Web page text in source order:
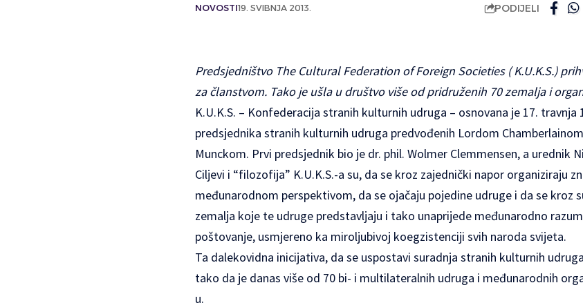
NOVOSTI19. SVIBNJA 2013. PODIJELI
Predsjedništvo The Cultural Federation of Foreign Societies ( K.U.K.S.)
za članstvom. Tako je ušla u društvo više od pridruženih 70 zemalja i
K.U.K.S. – Konfederacija stranih kulturnih udruga – osnovana je 17. travnja
predsjednika stranih kulturnih udruga predvođenih Lordom
Munckom. Prvi predsjednik bio je dr. phil. Wolmer Clemmensen, a urednik
Ciljevi i “filozofija” K.U.K.S.-a su, da se kroz zajednički napor organiziraju
međunarodnom perspektivom, da se ojačaju pojedine udruge i da se kroz
zemalja koje te udruge predstavljaju i tako unaprijede međunarodno
poštovanje, usmjereno ka miroljubivoj koegzistenciji svih naroda svijeta.
Ta dalekovidna inicijativa, da se uspostavi suradnja stranih kulturnih
tako da je danas više od 70 bi- i multilateralnih udruga i međunarodnih
u.